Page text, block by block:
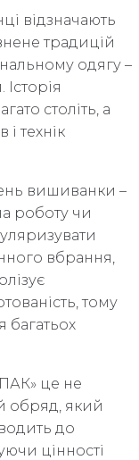
відзначають
традицій
одягу –
століть, а
і технік
вишиванки –
роботу чи
вбрання,
тому
багатьох
це не
обряд, який
до
цінності